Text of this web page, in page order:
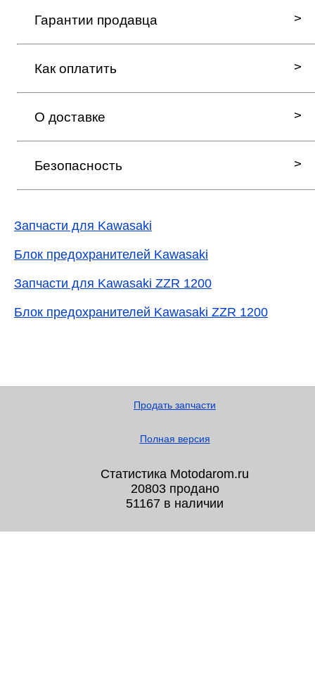
Гарантии продавца
Как оплатить
О доставке
Безопасность
Запчасти для Kawasaki
Блок предохранителей Kawasaki
Запчасти для Kawasaki ZZR 1200
Блок предохранителей Kawasaki ZZR 1200
Продать запчасти
Полная версия
Статистика Motodarom.ru
20803 продано
51167 в наличии